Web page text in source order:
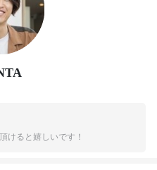
けると嬉しいです！